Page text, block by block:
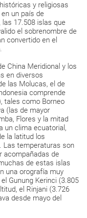
y religiosas
en un país de
17.508 islas que
el sobrenombre de
convertido en el
China Meridional y los
en diversos
las Molucas, el de
comprende
tales como Borneo
(las de mayor
Flores y la mitad
un clima ecuatorial,
la latitud los
Las temperaturas son
acompañadas de
de estas islas
una orografía muy
Gunung Kerinci (3.805
el Rinjani (3.726
desde mayo del